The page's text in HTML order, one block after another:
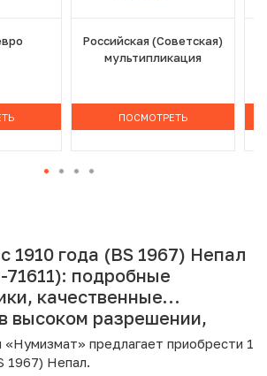
Российская (Советская)
мультипликация
ПОСМОТРЕТЬ
1910 года (BS 1967) Непал
71611): подробные
качественные
высоком разрешении,
«Нумизмат» предлагает приобрести 1
1967) Непал.